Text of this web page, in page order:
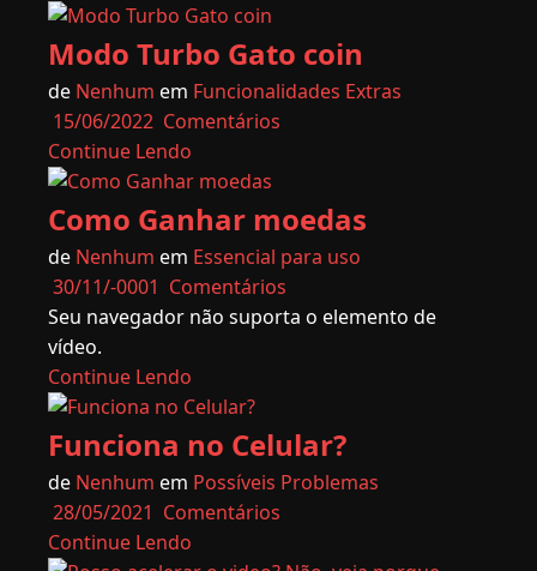
Modo Turbo Gato coin
de Nenhum em Funcionalidades Extras
15/06/2022 Comentários
Continue Lendo
Como Ganhar moedas
de Nenhum em Essencial para uso
30/11/-0001 Comentários
Seu navegador não suporta o elemento de
vídeo.
Continue Lendo
Funciona no Celular?
de Nenhum em Possíveis Problemas
28/05/2021 Comentários
Continue Lendo